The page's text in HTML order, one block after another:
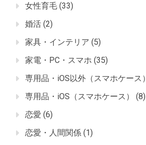
女性育毛 (33)
婚活 (2)
家具・インテリア (5)
家電・PC・スマホ (35)
専用品・iOS以外（スマホケース）
専用品・iOS（スマホケース）
(8)
恋愛 (6)
恋愛・人間関係 (1)